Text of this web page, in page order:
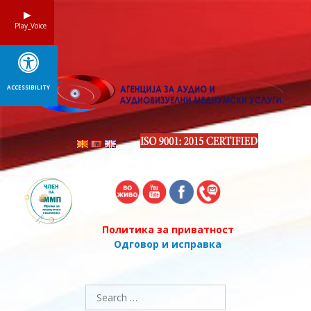
Политика за приватност
Одговор и исправка
Search
for:
Play_Voice
ACCESSIBILITY